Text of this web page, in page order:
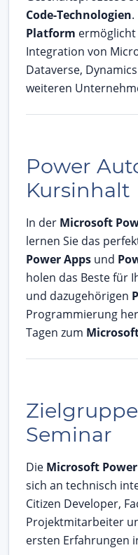
Code-Technologien.
Platform
Integration von
Dataverse,
weiteren
Power
Kursinhalt
In der Microsoft
lernen Sie das
Power Apps und
holen das Beste für
und dazugehörigen
Programmierung
Tagen zum
Seminar
Die Microsoft
sich an technisch
Citizen Developer,
Projektmitarbeiter
ersten Erfahrungen